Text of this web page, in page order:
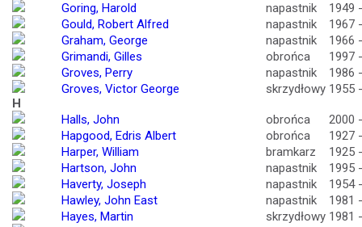
Goring, Harold
napastnik
1949
Gould, Robert Alfred
napastnik
1967
Graham, George
napastnik
1966
Grimandi, Gilles
obrońca
1997
Groves, Perry
napastnik
1986
Groves, Victor George
skrzydłowy 1955
H
Halls, John
obrońca
2000
Hapgood, Edris Albert
obrońca
1927
Harper, William
bramkarz
1925
Hartson, John
napastnik
1995
Haverty, Joseph
napastnik
1954
Hawley, John East
napastnik
1981
Hayes, Martin
skrzydłowy 1981